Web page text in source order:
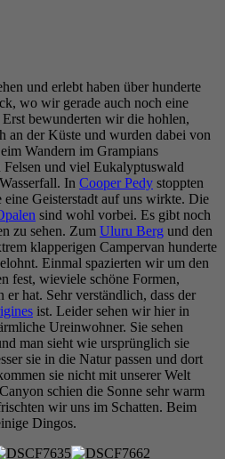
und erlebt haben über hunderte
wo wir gerade auch noch eine
bewunderten wir die hohlen,
an der Küste und wurden dabei von
Wandern im Grampians
und viel Eukalyptuswald
In Cooper Pedy stoppten
Geisterstadt auf uns wirkte. Die
sind wohl vorbei. Es gibt noch
zu sehen. Zum Uluru Berg und den
klapperigen Campervan hunderte
Einmal spazierten wir um den
fest, wieviele schöne Formen,
hat. Sehr verständlich, dass der
ist. Leider sehen wir hier in
Ureinwohner. Sie sehen
man sieht wie ursprünglich sie
sie in die Natur passen und dort
sie nicht mit unserer Welt
schien die Sonne sehr warm
wir uns im Schatten. Beim
Dingos.